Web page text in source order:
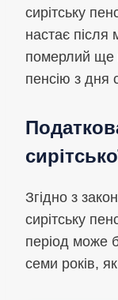
сирітську
настає після
померлий ще
пенсію з дня
Згідно з
сирітську
період може
семи років,